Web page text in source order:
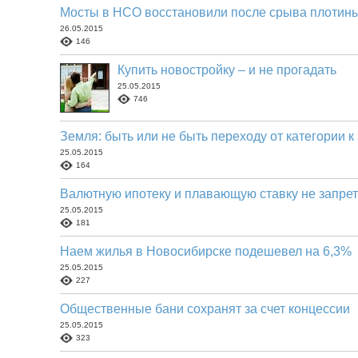
Мосты в НСО восстановили после срыва
26.05.2015
146
Купить новостройку – и не прогадать
25.05.2015
746
Земля: быть или не быть переходу от категории
25.05.2015
164
Валютную ипотеку и плавающую ставку не
25.05.2015
181
Наем жилья в Новосибирске подешевел на 6,3%
25.05.2015
227
Общественные бани сохранят за счет концессии
25.05.2015
323